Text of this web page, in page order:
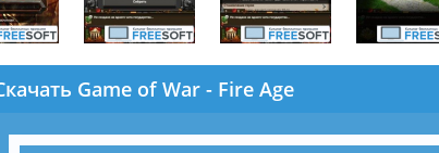
Game of War - Fire Age